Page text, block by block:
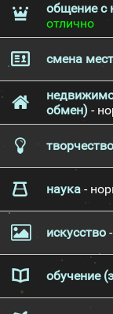
общение с
отлично
смена
обмен) -
творчество
наука-
искусство
обучение